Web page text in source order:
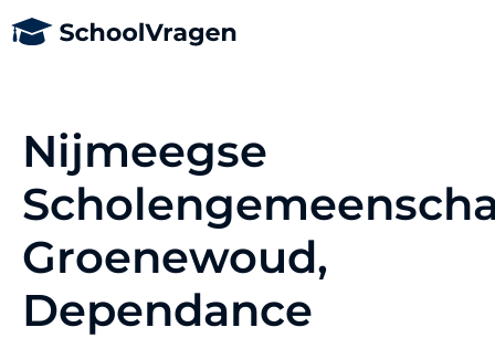
Nijmeegse
Groenewoud,
Dependance